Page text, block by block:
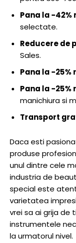
Pana la -42%
selectate.
Reducere de
Sales.
Pana la -25%
Pana la -25%
manichiura si
Transport
Daca esti
produse
unul dintre cele
industria de
special este
varietatea
vrei sa ai grija de
instrumentele
la urmatorul nivel.